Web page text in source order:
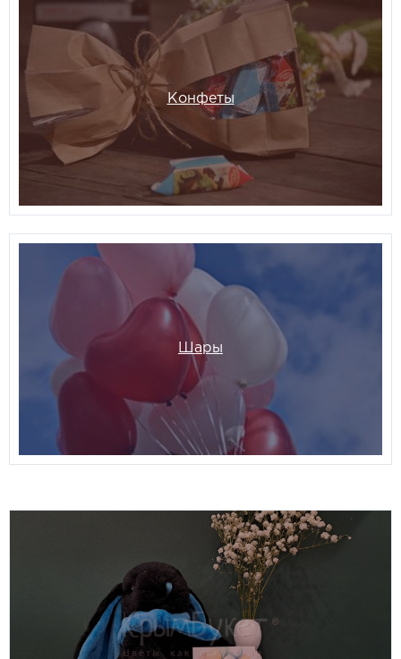
Конфеты
Шары